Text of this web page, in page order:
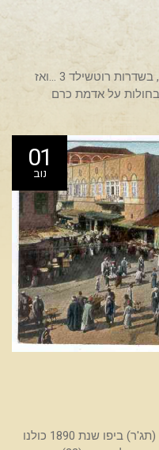
בניית בית משפחת טאג'ר באחוזת בית, בשדרות רוטשילד 3 …ואז
על אדמת כרם
01
נוב
ביתו הראשון של שמואל חזקיה טאג'יר (תג'ר) ביפו שנת 1890 כולנו